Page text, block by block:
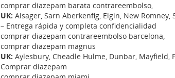
comprar diazepam barata contrareembolso,
UK: Alsager, Sarn Aberkenfig, Elgin, New
– Entrega rápida y completa confidencialidad
comprar diazepam contrareembolso barcelona,
comprar diazepam magnus
UK: Aylesbury, Cheadle Hulme, Dunbar, Mayfield,
Comprar diazepam